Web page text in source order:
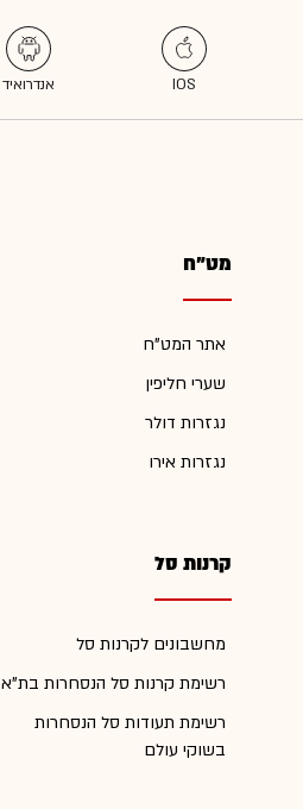
מט"ח
אתר המט"ח
שערי חליפין
נגזרות דולר
נגזרות אירו
קרנות סל
מחשבונים לקרנות סל
רשימת קרנות סל הנסחרות בת"א
רשימת תעודות סל הנסחרות
בשוקי עולם